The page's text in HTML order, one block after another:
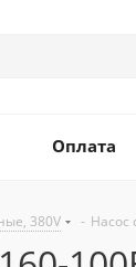
Оплата
380V - Насос